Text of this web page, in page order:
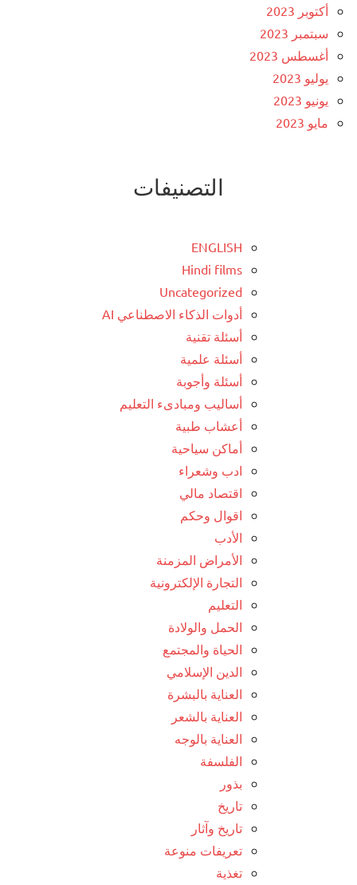
أكتوبر 2023
سبتمبر 2023
أغسطس 2023
يوليو 2023
يونيو 2023
مايو 2023
التصنيفات
ENGLISH
Hindi films
Uncategorized
أدوات الذكاء الاصطناعي AI
أسئلة تقنية
أسئلة علمية
أسئلة وأجوبة
أساليب ومبادىء التعليم
أعشاب طبية
أماكن سياحية
ادب وشعراء
اقتصاد مالي
اقوال وحكم
الأدب
الأمراض المزمنة
التجارة الإلكترونية
التعليم
الحمل والولادة
الحياة والمجتمع
الدين الإسلامي
العناية بالبشرة
العناية بالشعر
العناية بالوجه
الفلسفة
بذور
تاريخ
تاريخ وآثار
تعريفات منوعة
تغذية